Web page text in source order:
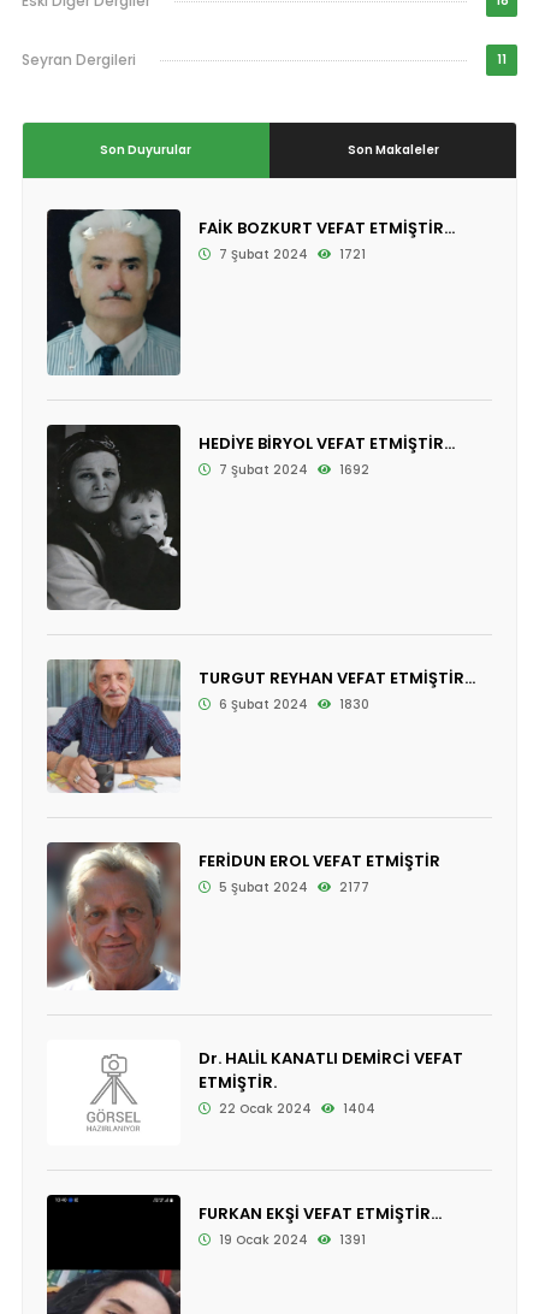
Seyran Dergileri 11
Son Duyurular Son Makaleler
FAİK BOZKURT VEFAT ETMİŞTİR...
7 Şubat 2024 1721
HEDİYE BİRYOL VEFAT ETMİŞTİR...
7 Şubat 2024 1692
TURGUT REYHAN VEFAT ETMİŞTİR...
6 Şubat 2024 1830
FERİDUN EROL VEFAT ETMİŞTİR
5 Şubat 2024 2177
Dr. HALİL KANATLI DEMİRCİ VEFAT
ETMİŞTİR.
22 Ocak 2024 1404
FURKAN EKŞİ VEFAT ETMİŞTİR...
19 Ocak 2024 1391